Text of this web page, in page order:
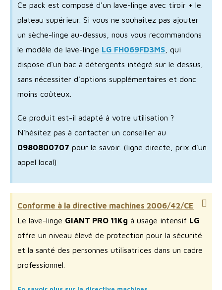
Ce pack est composé d'un lave-linge avec tiroir + le
plateau supérieur. Si vous ne souhaitez pas ajouter
un sèche-linge au-dessus, nous vous recommandons
le modèle de lave-linge LG FH069FD3MS, qui
dispose d'un bac à détergents intégré sur le dessus,
sans nécessiter d'options supplémentaires et donc
moins coûteux.
Ce produit est-il adapté à votre utilisation ?
N'hésitez pas à contacter un conseiller au
0980800707 pour le savoir. (ligne directe, prix d'un
appel local)
Conforme à la directive machines 2006/42/CE
Le lave-linge GIANT PRO 11Kg à usage intensif LG
offre un niveau élevé de protection pour la sécurité
et la santé des personnes utilisatrices dans un cadre
professionnel.